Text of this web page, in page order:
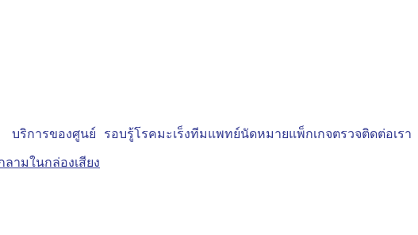
บริการของศูนย์
รอบรู้โรคมะเร็งทีมแพทย์นัดหมายแพ็กเกจตรวจติดต่อเรา